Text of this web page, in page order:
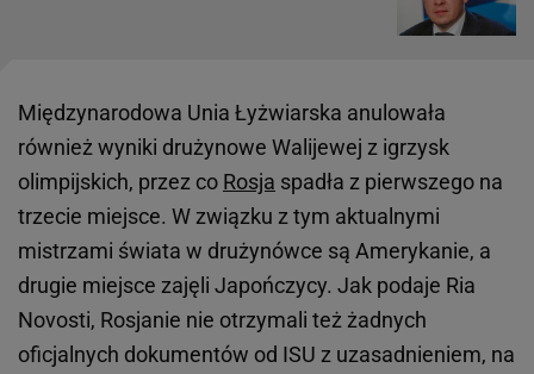
Międzynarodowa Unia Łyżwiarska anulowała
również wyniki drużynowe Walijewej z igrzysk
olimpijskich, przez co Rosja spadła z pierwszego na
trzecie miejsce. W związku z tym aktualnymi
mistrzami świata w drużynówce są Amerykanie, a
drugie miejsce zajęli Japończycy. Jak podaje Ria
Novosti, Rosjanie nie otrzymali też żadnych
oficjalnych dokumentów od ISU z uzasadnieniem, na